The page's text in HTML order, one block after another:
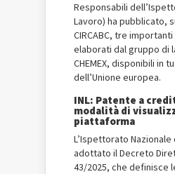
Responsabili
Lavoro) ha pubblicato,
CIRCABC, tre
elaborati dal gruppo di
CHEMEX, disponibili in
dell’Unione europea.
INL: Patente a
modalità di
piattaforma
L’Ispettorato Nazionale
adottato il Decreto
43/2025, che definisce